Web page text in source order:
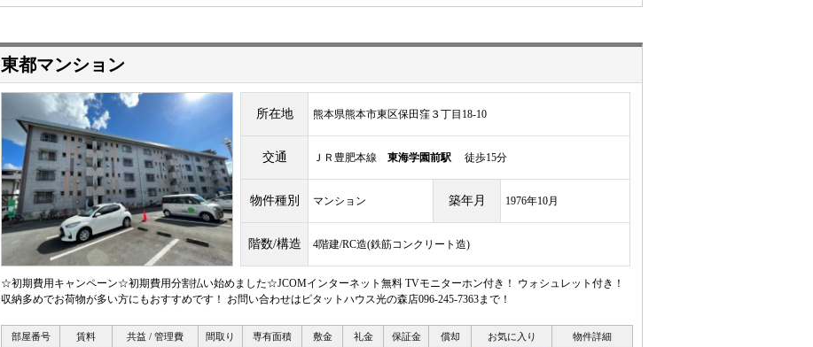
東都マンション
所在地 熊本県熊本市東区保田窪３丁目18-10
交通 ＪＲ豊肥本線 東海学園前駅 徒歩15分
物件種別 マンション 築年月 1976年10月
階数/構造 4階建/RC造(鉄筋コンクリート造)
☆初期費用キャンペーン☆初期費用分割払い始めました☆JCOMインターネット無料 TVモニターホン付き！ ウォシュレット付き！
収納多めでお荷物が多い方にもおすすめです！ お問い合わせはピタットハウス光の森店096-245-7363まで！
部屋番号 賃料 共益 / 管理費 間取り 専有面積 敷金 礼金 保証金 償却 お気に入り 物件詳細